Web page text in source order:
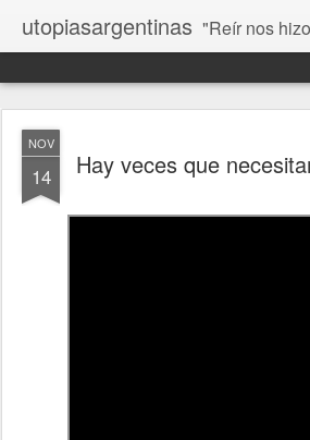
utopiasargentinas "Reír nos hizo invencibles. No como los que siempre
NOV
14 Hay veces que